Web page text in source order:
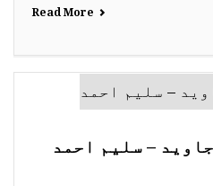
Read More
– سلیم احمد